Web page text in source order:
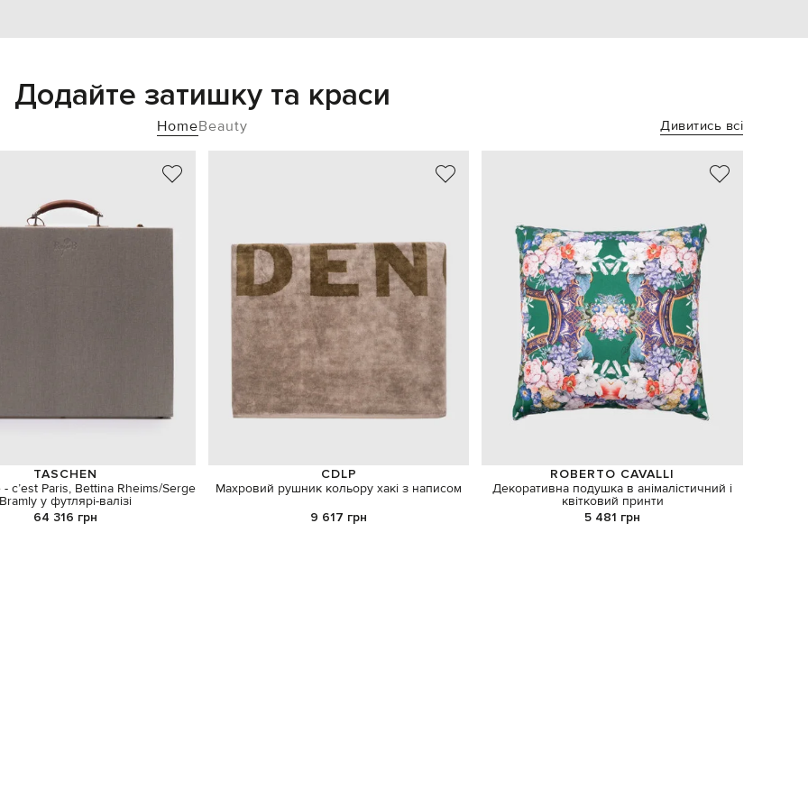
Додайте затишку та краси
HomeBeauty Дивитись всі
TASCHEN
c’est Paris, Bettina Rheims/Serge
у футлярі-валізі
64 316 грн
CDLP
Махровий рушник кольору хакі з написом
9 617 грн
ROBERTO CAVALLI
Декоративна подушка в анімалістичний і
квітковий принти
5 481 грн